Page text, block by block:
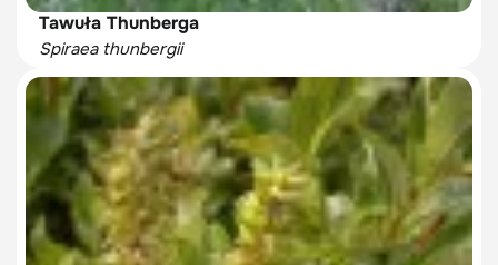
Tawuła Thunberga
Spiraea thunbergii